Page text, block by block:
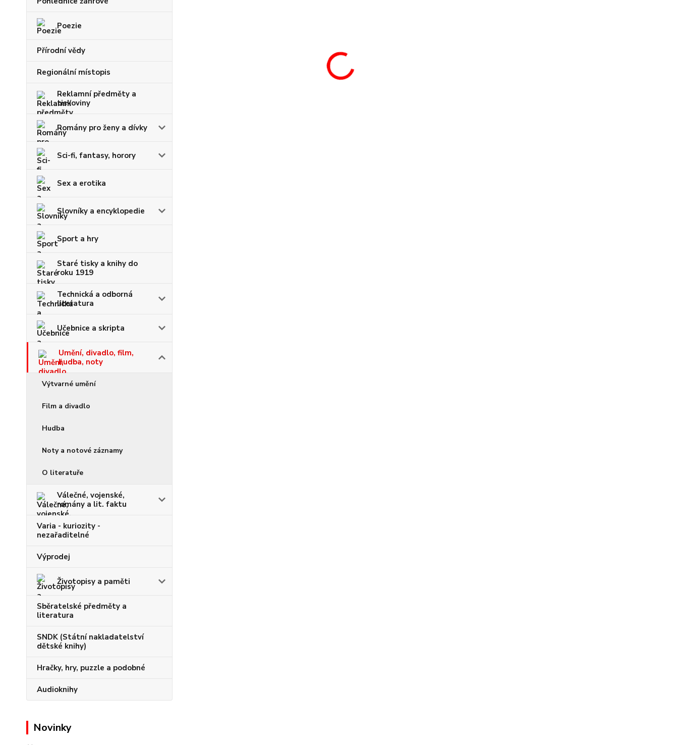
Poezie
Přírodní vědy
Regionální místopis
Reklamní předměty a
tiskoviny
Romány pro ženy a dívky
Sci-fi, fantasy, horory
Sex a erotika
Slovníky a encyklopedie
Sport a hry
Staré tisky a knihy do
roku 1919
Technická a odborná
literatura
Učebnice a skripta
Umění, divadlo, film,
hudba, noty
Výtvarné umění
Film a divadlo
Hudba
Noty a notové záznamy
O literatuře
Válečné, vojenské,
romány a lit. faktu
Varia - kuriozity -
nezařaditelné
Výprodej
Životopisy a paměti
Sběratelské předměty a
literatura
SNDK (Státní nakladatelství
dětské knihy)
Hračky, hry, puzzle a podobné
Audioknihy
Novinky